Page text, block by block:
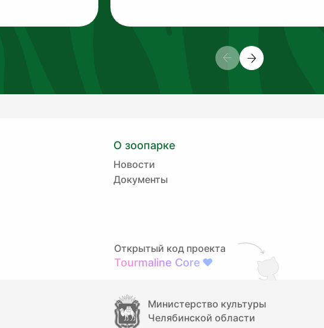
О зоопарке
Новости
Документы
Открытый код проекта
Tourmaline Core ❤
Министерство культуры
Челябинской области